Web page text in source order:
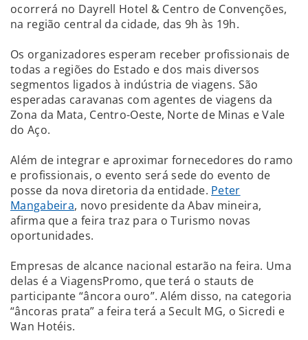
ocorrerá no Dayrell Hotel & Centro de Convenções,
na região central da cidade, das 9h às 19h.
Os organizadores esperam receber profissionais de
todas a regiões do Estado e dos mais diversos
segmentos ligados à indústria de viagens. São
esperadas caravanas com agentes de viagens da
Zona da Mata, Centro-Oeste, Norte de Minas e Vale
do Aço.
Além de integrar e aproximar fornecedores do ramo
e profissionais, o evento será sede do evento de
posse da nova diretoria da entidade. Peter
Mangabeira, novo presidente da Abav mineira,
afirma que a feira traz para o Turismo novas
oportunidades.
Empresas de alcance nacional estarão na feira. Uma
delas é a ViagensPromo, que terá o stauts de
participante “âncora ouro”. Além disso, na categoria
“âncoras prata” a feira terá a Secult MG, o Sicredi e
Wan Hotéis.